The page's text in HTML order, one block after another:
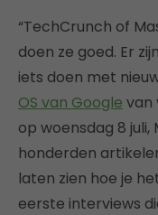
“TechCrunch of
doen ze goed. Er
iets doen met
OS van Google van
op woensdag 8
honderden
laten zien hoe je
eerste interviews